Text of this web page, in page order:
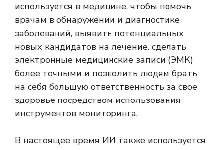
используется в медицине, чтобы помочь
врачам в обнаружении и диагностике
заболеваний, выявить потенциальных
новых кандидатов на лечение, сделать
электронные медицинские записи (ЭМК)
более точными и позволить людям брать
на себя большую ответственность за свое
здоровье посредством использования
инструментов мониторинга.
В настоящее время ИИ также используется